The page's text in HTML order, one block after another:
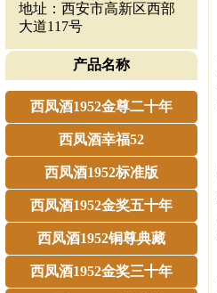
地址：西安市高新区西部
大道117号
产品名称
西凤酒1952金尊二十年
西凤酒幸福52
西凤酒1952标准版
西凤酒1952金奖五十年
西凤酒1952铜尊典藏
西凤酒1952金奖三十年